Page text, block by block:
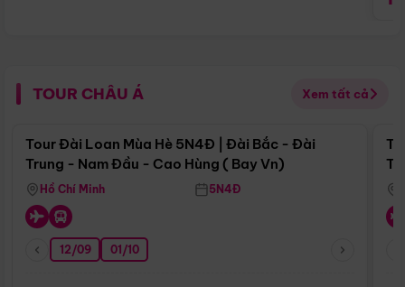
TOUR CHÂU Á Xem tất cả
Điểm nổi bật
Tour Đài Loan Mùa Hè 5N4Đ | Đài Bắc - Đài
Trung - Nam Đầu - Cao Hùng ( Bay Vn)
Hồ Chí Minh 5N4Đ
12/09 01/10